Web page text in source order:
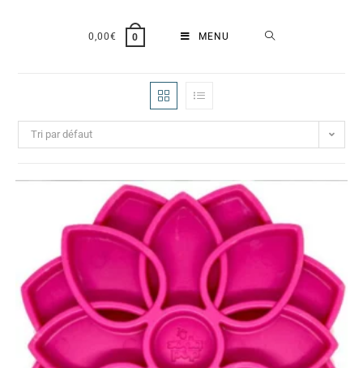
0,00€ 0 MENU
Tri par défaut